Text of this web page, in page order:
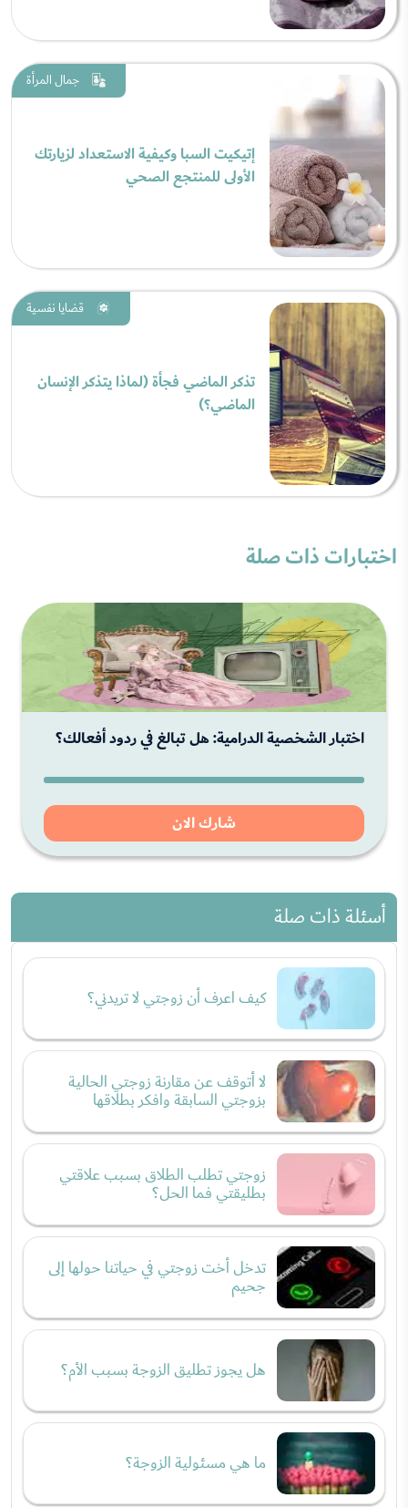
جمال المرأة
إتيكيت السبا وكيفية الاستعداد لزيارتك
الأولى للمنتجع الصحي
قضايا نفسية
تذكر الماضي فجأة (لماذا يتذكر الإنسان
الماضي؟)
اختبارات ذات صلة
اختبار الشخصية الدرامية: هل تبالغ في ردود أفعالك؟
شارك الان
أسئلة ذات صلة
كيف اعرف أن زوجتي لا تريدني؟
لا أتوقف عن مقارنة زوجتي الحالية
بزوجتي السابقة وافكر بطلاقها
زوجتي تطلب الطلاق بسبب علاقتي
بطليقتي فما الحل؟
تدخل أخت زوجتي في حياتنا حولها إلى
جحيم
هل يجوز تطليق الزوجة بسبب الأم؟
ما هي مسئولية الزوجة؟